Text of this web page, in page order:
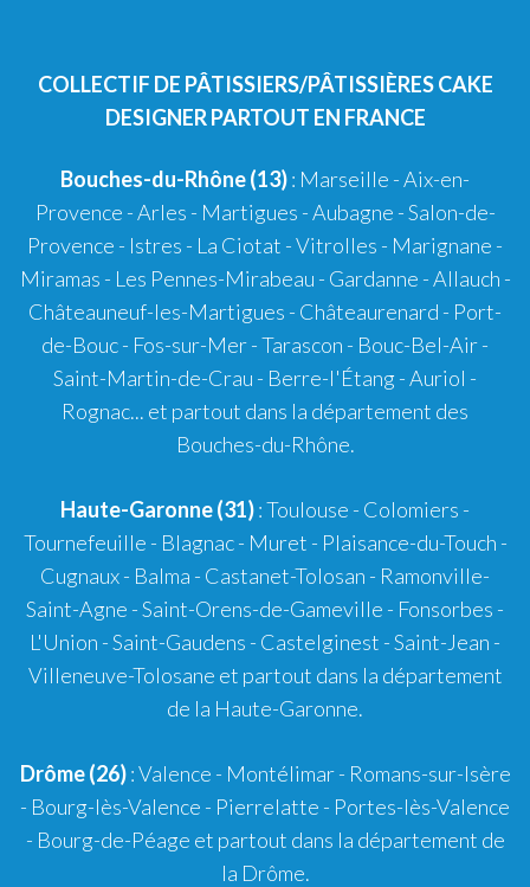
COLLECTIF DE PÂTISSIERS/PÂTISSIÈRES CAKE
DESIGNER PARTOUT EN FRANCE
Bouches-du-Rhône (13): Marseille -Aix-en-
Provence -Arles - Martigues -Aubagne -Salon-de-
Provence - Istres - La Ciotat -Vitrolles - Marignane -
Miramas - Les Pennes-Mirabeau - Gardanne -Allauch -
Châteauneuf-les-Martigues - Châteaurenard - Port-
de-Bouc- Fos-sur-Mer-Tarascon - Bouc-Bel-Air-
Saint-Martin-de-Crau - Berre-l'Étang -Auriol -
Rognac... et partout dans la département des
Bouches-du-Rhône.
Haute-Garonne (31):Toulouse - Colomiers -
Tournefeuille - Blagnac- Muret - Plaisance-du-Touch -
Cugnaux- Balma - Castanet-Tolosan - Ramonville-
Saint-Agne - Saint-Orens-de-Gameville - Fonsorbes -
L'Union - Saint-Gaudens - Castelginest - Saint-Jean -
Villeneuve-Tolosane et partout dans la département
de la Haute-Garonne.
Drôme (26):Valence - Montélimar- Romans-sur-Isère
- Bourg-lès-Valence - Pierrelatte - Portes-lès-Valence
- Bourg-de-Péage et partout dans la département de
la Drôme.